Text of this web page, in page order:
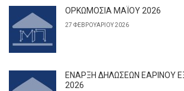
ΟΡΚΩΜΟΣΙΑ ΜΑΪΟΥ 2026
27 ΦΕΒΡΟΥΑΡΊΟΥ 2026
ΕΝΑΡΞΗ ΔΗΛΩΣΕΩΝ ΕΑΡΙΝΟΥ
2026